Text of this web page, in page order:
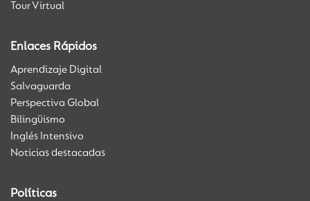
Tour Virtual
Enlaces Rápidos
Aprendizaje Digital
Salvaguarda
Perspectiva Global
Bilingüismo
Inglés Intensivo
Noticias destacadas
Políticas